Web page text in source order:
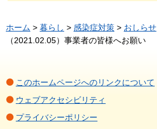
ホーム > 暮らし > 感染症対策 > おしらせ
（2021.02.05）事業者の皆様へお願い
このホームページへのリンクについて
ウェブアクセシビリティ
プライバシーポリシー